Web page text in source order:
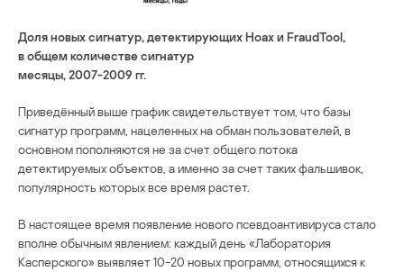
Доля новых сигнатур, детектирующих Hoax и FraudTool,
в общем количестве сигнатур
месяцы, 2007-2009 гг.
Приведённый выше график свидетельствует том, что базы
сигнатур программ, нацеленных на обман пользователей, в
основном пополняются не за счет общего потока
детектируемых объектов, а именно за счет таких фальшивок,
популярность которых все время растет.
В настоящее время появление нового псевдоантивируса стало
вполне обычным явлением: каждый день «Лаборатория
Касперского» выявляет 10-20 новых программ, относящихся к